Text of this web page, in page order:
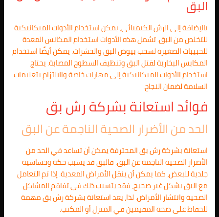
البق
بالإضافة إلى الرش الكيميائي، يمكن استخدام الأدوات الميكانيكية
للتخلص من البق. تشمل هذه الأدوات استخدام المكانس المعدة
للحبيبات الصغيرة لسحب بيوض البق والحشرات. يمكن أيضًا استخدام
المكابس البخارية لقتل البق وتنظيف السطوح المصابة. يحتاج
استخدام الأدوات الميكانيكية إلى مهارات خاصة والالتزام بتعليمات
السلامة لضمان النجاح.
فوائد استعانة بشركة رش بق
الحد من الأضرار الصحية الناجمة عن البق
استعانة بشركة رش بق المحترفة يمكن أن تساعد في الحد من
الأضرار الصحية الناجمة عن البق. فالبق قد يسبب حكة وحساسية
جلدية للبعض، كما يمكن أن ينقل الأمراض المعدية. إذا تم التعامل
مع البق بشكل غير صحيح، فقد يتسبب ذلك في تفاقم المشاكل
الصحية وانتشار الأمراض. لذا، يعد استعانة بشركة رش بق مهمة
للحفاظ على صحة المقيمين في المنزل أو المكتب.